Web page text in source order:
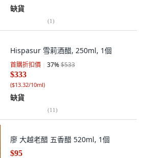
缺貨
(1)
Hispasur 雪莉酒醋, 250ml, 1個
首購折扣價 37%$533
$333
($13.32/10ml)
缺貨
(11)
廖 大越老醋 五香醋 520ml, 1個
$95